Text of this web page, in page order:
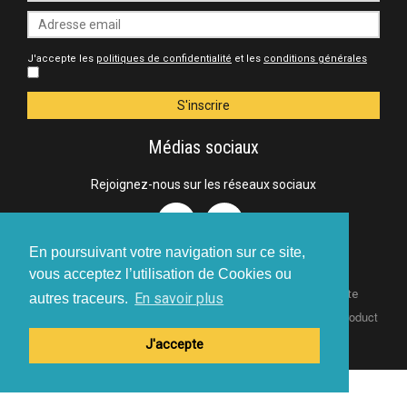
En poursuivant votre navigation sur ce site,
vous acceptez l’utilisation de Cookies ou
autres traceurs.
En savoir plus
J'accepte
J'accepte les politiques de confidentialité et les conditions générales
Médias sociaux
Rejoignez-nous sur les réseaux sociaux
Politique de confidentialité-Conditions générales de vente
Copyright © 2018 - 99casting.com - All rights reserved - A product
ofS-Network sprl